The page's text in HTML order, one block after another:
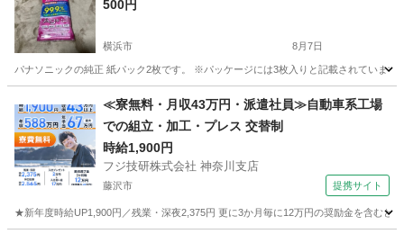
500円
横浜市 8月7日
パナソニックの純正 紙パック2枚です。 ※パッケージには3枚入りと記載されています
生活家電 パナソニック
≪寮無料・月収43万円・派遣社員≫自動車系工場
での組立・加工・プレス 交替制
時給1,900円
フジ技研株式会社 神奈川支店
藤沢市 提携サイト
★新年度時給UP1,900円／残業・深夜2,375円 更に3か月毎に12万円の奨励金を含む